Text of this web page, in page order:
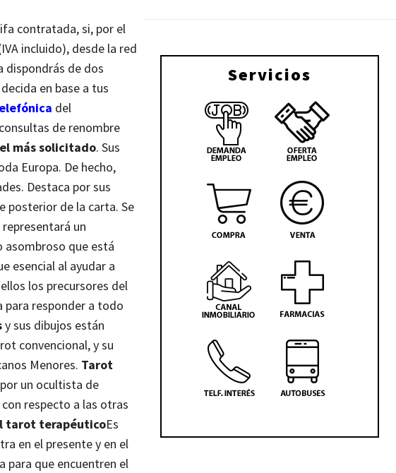
contratada, si, por el
incluido), desde la red
dispondrás de dos
en base a tus
del
de renombre
más solicitado. Sus
Europa. De hecho,
Destaca por sus
posterior de la carta. Se
un
asombroso que está
esencial al ayudar a
los precursores del
responder a todo
y sus dibujos están
convencional, y su
Menores. Tarot
un ocultista de
respecto a las otras
tarot terapéuticoEs
en el presente y en el
para que encuentren el
Servicios